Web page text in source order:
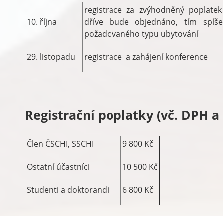
10. října
registrace za zvýhodněný
dříve bude objednáno, tím
požadovaného typu ubytování
29. listopadu registrace a zahájení konference
Registrační poplatky (vč. DPH
Člen ČSCHI, SSCHI 9 800 Kč
Ostatní účastníci 10 500 Kč
Studenti a doktorandi 6 800 Kč